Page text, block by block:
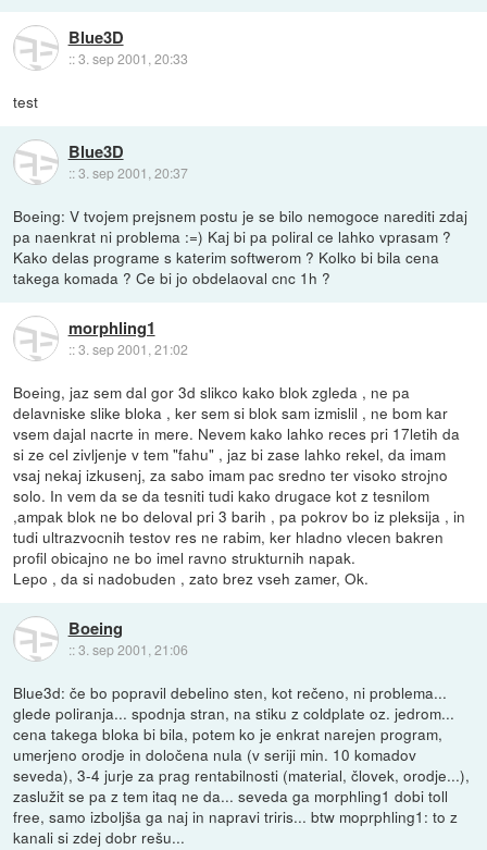
Blue3D
::3. sep 2001, 20:33
test
Blue3D
::3. sep 2001, 20:37
Boeing: V tvojem prejsnem postu je se bilo nemogoce narediti zdaj
pa naenkrat ni problema :=) Kaj bi pa poliral ce lahko vprasam ?
Kako delas programe s katerim softwerom ? Kolko bi bila cena
takega komada ? Ce bi jo obdelaoval cnc 1h ?
morphling1
::3. sep 2001, 21:02
Boeing, jaz sem dal gor 3d slikco kako blok zgleda , ne pa
delavniske slike bloka , ker sem si blok sam izmislil , ne bom kar
vsem dajal nacrte in mere. Nevem kako lahko reces pri 17letih da
si ze cel zivljenje v tem "fahu" , jaz bi zase lahko rekel, da imam
vsaj nekaj izkusenj, za sabo imam pac sredno ter visoko strojno
solo. In vem da se da tesniti tudi kako drugace kot z tesnilom
,ampak blok ne bo deloval pri 3 barih , pa pokrov bo iz pleksija , in
tudi ultrazvocnih testov res ne rabim, ker hladno vlecen bakren
profil obicajno ne bo imel ravno strukturnih napak.
Lepo , da si nadobuden , zato brez vseh zamer, Ok.
Boeing
::3. sep 2001, 21:06
Blue3d: če bo popravil debelino sten, kot rečeno, ni problema...
glede poliranja... spodnja stran, na stiku z coldplate oz. jedrom...
cena takega bloka bi bila, potem ko je enkrat narejen program,
umerjeno orodje in določena nula (v seriji min. 10 komadov
seveda), 3-4 jurje za prag rentabilnosti (material, človek, orodje...),
zaslužit se pa z tem itaq ne da... seveda ga morphling1 dobi toll
free, samo izboljša ga naj in napravi triris... btw moprphling1: to z
kanali si zdej dobr rešu...